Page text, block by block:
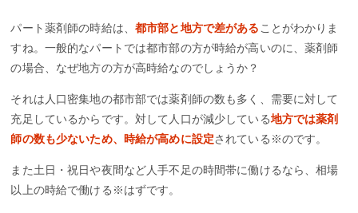
パート薬剤師の時給は、都市部と地方で差がある ことがわかりま
すね。一般的なパートでは都市部の方が時給が高いのに、薬剤師
の場合、なぜ地方の方が高時給なのでしょうか？
それは人口密集地の都市部では薬剤師の数も多く、需要に対して
充足しているからです。対して人口が減少している地方では薬剤
師の数も少ないため、時給が高めに設定されている※のです。
また土日・祝日や夜間など人手不足の時間帯に働けるなら、相場
以上の時給で働ける※はずです。